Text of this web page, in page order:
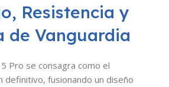
Resistencia y
de Vanguardia
Pro se consagra como el
definitivo, fusionando un diseño